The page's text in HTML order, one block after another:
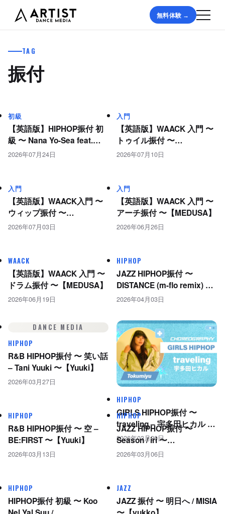
無料体験 →
TAG
振付
初級
【英語版】HIPHOP振付 初
級 〜 Nana Yo-Sea feat.
Daichi Yamamoto 〜
2026年07月24日
入門
【英語版】WAACK 入門 〜
トゥイル振付 〜
【MEDUSA】
2026年07月10日
入門
【英語版】WAACK入門 〜
ウィップ振付 〜
【MEDUSA】
2026年07月03日
入門
【英語版】WAACK 入門 〜
アーチ振付 〜【MEDUSA】
2026年06月26日
WAACK
【英語版】WAACK 入門 〜
ドラム振付 〜【MEDUSA】
2026年06月19日
HIPHOP
JAZZ HIPHOP振付 〜
DISTANCE (m-flo remix) –
宇多田ヒカル 〜
2026年04月03日
DANCE MEDIA
HIPHOP
R&B HIPHOP振付 〜 笑い話
– Tani Yuuki 〜【Yuuki】
2026年03月27日
HIPHOP
GIRLS HIPHOP振付 〜
traveling – 宇多田ヒカル 〜
【Tokumiyu】
2026年03月20日
HIPHOP
R&B HIPHOP振付 〜 空 –
BE:FIRST 〜【Yuuki】
2026年03月13日
HIPHOP
JAZZ HIPHOP振付 〜
Season / iri 〜
【Tokumiyu】
2026年03月06日
HIPHOP
HIPHOP振付 初級 〜 Koo
JAZZ
JAZZ 振付 〜 明日へ / MISIA